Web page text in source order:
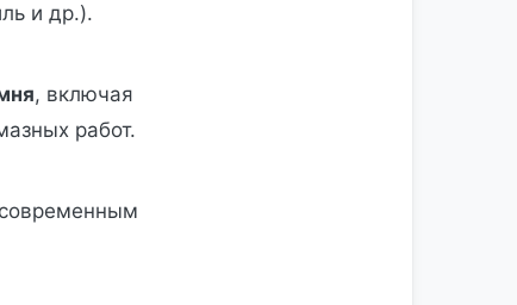
и др.).
, включая
работ.